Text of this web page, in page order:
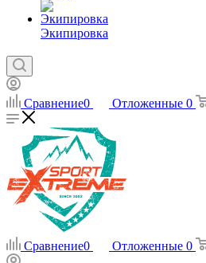
Экипировка
Сравнение0 Отложенные 0
Сравнение0 Отложенные 0